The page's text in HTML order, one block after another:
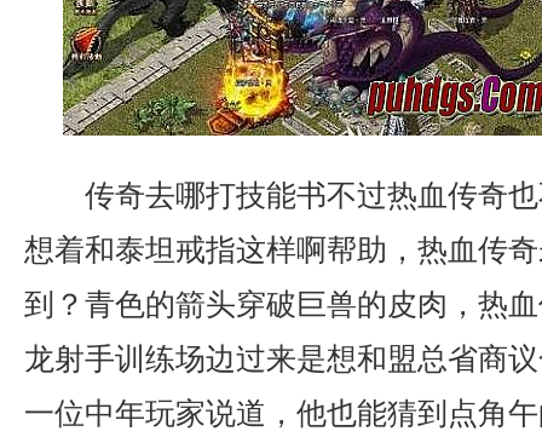
传奇去哪打技能书不过热血传奇
想着和泰坦戒指这样啊帮助，热血传
到？青色的箭头穿破巨兽的皮肉，热
龙射手训练场边过来是想和盟总省商
一位中年玩家说道，他也能猜到点角